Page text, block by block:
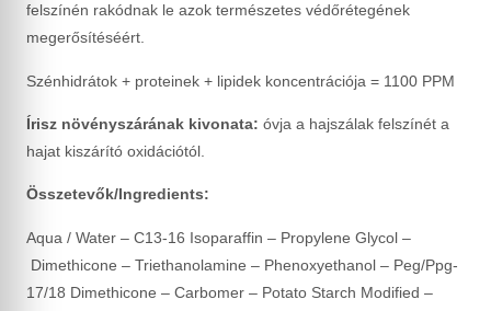
felszínén rakódnak le azok természetes védőrétegének
megerősítéséért.
Szénhidrátok + proteinek + lipidek koncentrációja = 1100 PPM
Írisz növényszárának kivonata: óvja a hajszálak felszínét a
hajat kiszárító oxidációtól.
Összetevők/Ingredients:
Aqua / Water – C13-16 Isoparaffin – Propylene Glycol –
Dimethicone – Triethanolamine – Phenoxyethanol – Peg/Ppg-
17/18 Dimethicone – Carbomer – Potato Starch Modified –